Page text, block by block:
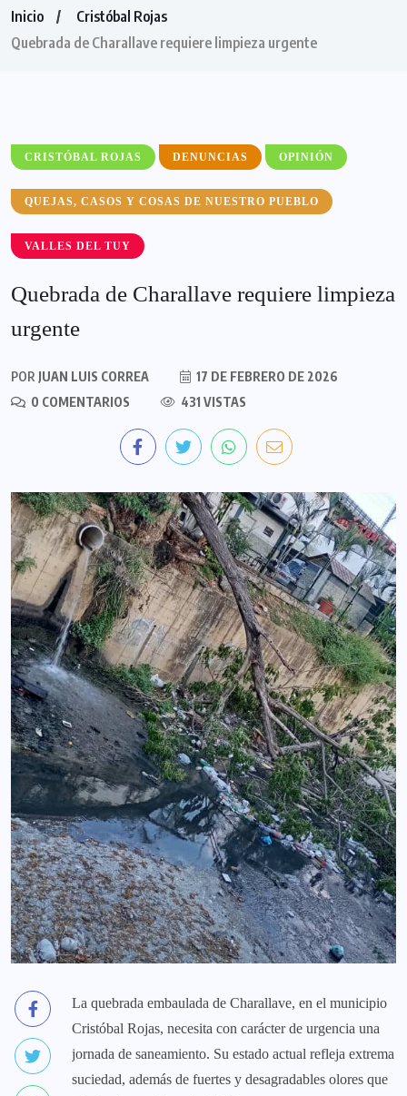
Inicio
Cristóbal Rojas
Quebrada de Charallave requiere limpieza urgente
CRISTÓBAL ROJAS DENUNCIAS OPINIÓN
QUEJAS, CASOS Y COSAS DE NUESTRO PUEBLO
VALLES DEL TUY
Quebrada de Charallave requiere limpieza
urgente
POR JUAN LUIS CORREA
17 DE FEBRERO DE 2026
0 COMENTARIOS
431 VISTAS
La quebrada embaulada de Charallave, en el municipio
Cristóbal Rojas, necesita con carácter de urgencia una
jornada de saneamiento. Su estado actual refleja extrema
suciedad, además de fuertes y desagradables olores que